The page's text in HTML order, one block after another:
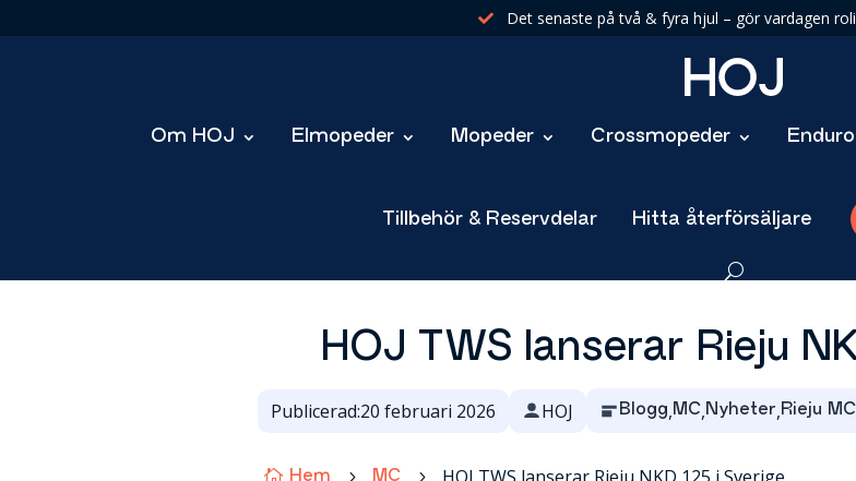
 Det senaste på två & fyra hjul – gör vardagen
Om HOJ Elmopeder Mopeder Crossmopeder Enduro
Tillbehör & Reservdelar Hitta återförsäljare
HOJ TWS lanserar Rieju
Publicerad:20 februari 2026 HOJ Blogg, MC, Nyheter,Rieju MC
 Hem 5 MC 5